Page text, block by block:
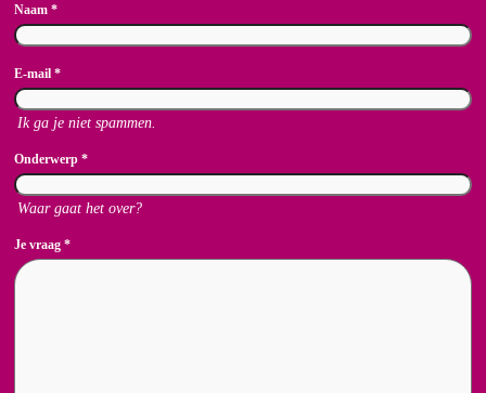
Naam *
E-mail *
Ik ga je niet spammen.
Onderwerp *
Waar gaat het over?
Je vraag *